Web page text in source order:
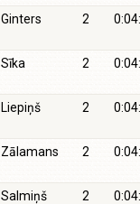
Ginters 2
Sīka 2
Liepiņš 2
Zālamans 2
Salmiņš 2